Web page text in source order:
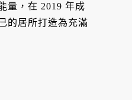
量，在 2019 年成
的居所打造為充滿